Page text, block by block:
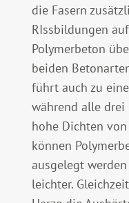
die Fasern
RIssbildungen
Polymerbeton
beiden
führt auch zu
während alle
hohe Dichten
können
ausgelegt
leichter.